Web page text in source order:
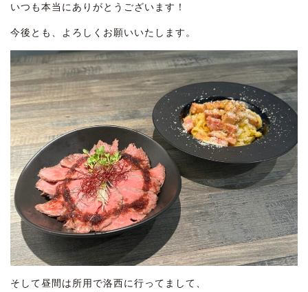
いつも本当にありがとうございます！
今後とも、よろしくお願いいたします。
そして昼間は所用で洛西に行ってまして、